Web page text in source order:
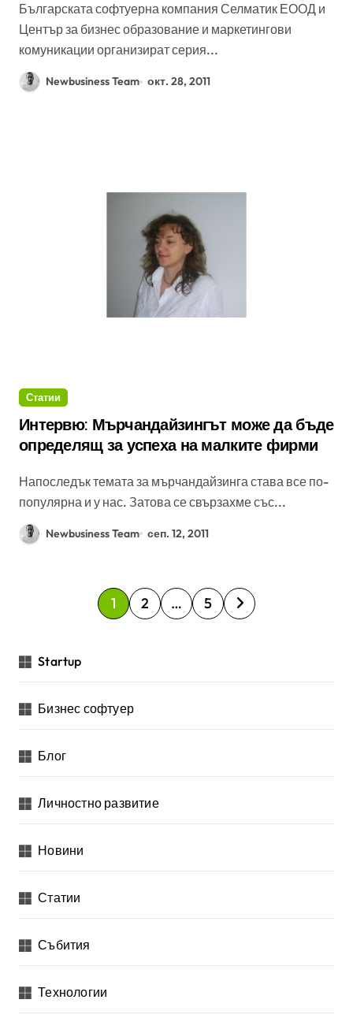
Българската софтуерна компания Селматик ЕООД и
Център за бизнес образование и маркетингови
комуникации организират серия...
Newbusiness Team окт. 28, 2011
Статии
Интервю: Мърчандайзингът може да бъде
определящ за успеха на малките фирми
Напоследък темата за мърчандайзинга става все по-
популярна и у нас. Затова се свързахме със...
Newbusiness Team сеп. 12, 2011
Р
а
д
е
л
н
е
у
л
и
к
1 2 … 5
Startup
Бизнес софтуер
Блог
Личностно развитие
Новини
Статии
Събития
Технологии